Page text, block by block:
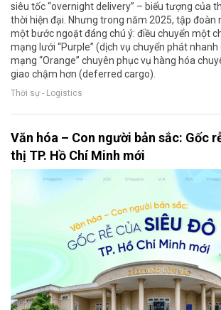
siêu tốc “overnight delivery” – biểu tượng của
thời hiện đại. Nhưng trong năm 2025, tập đoàn
một bước ngoặt đáng chú ý: điều chuyển một
mạng lưới “Purple” (dịch vụ chuyển phát
mạng “Orange” chuyên phục vụ hàng hóa
giao chậm hơn (deferred cargo).
Thời sự - Logistics
Văn hóa – Con người bản sắc: Gốc
thị TP. Hồ Chí Minh mới